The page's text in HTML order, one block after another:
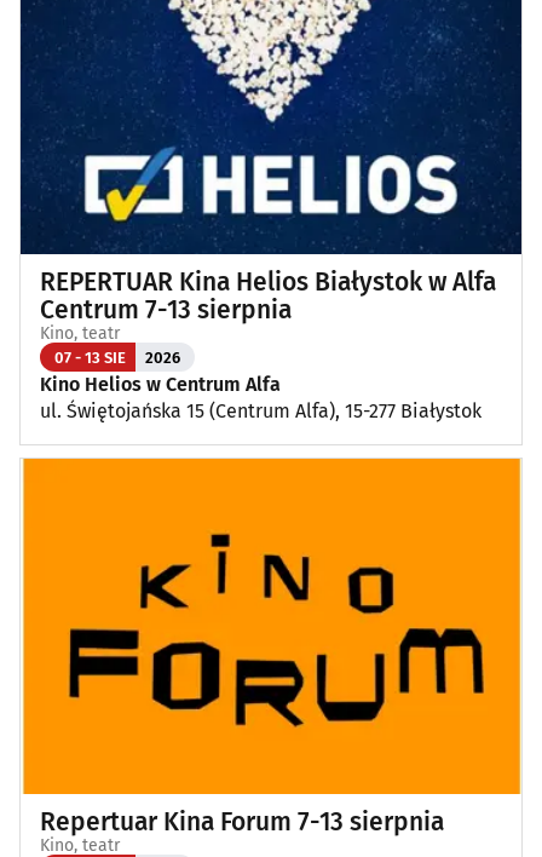
Wykłady, pokazy, imprezy okolicznościowe (12)
Poza Białymstokiem (1)
REPERTUAR Kina Helios Białystok w Alfa
Centrum 7-13 sierpnia
Kino, teatr
07 - 13 SIE 2026
Kino Helios w Centrum Alfa
ul. Świętojańska 15 (Centrum Alfa), 15-277 Białystok
Repertuar Kina Forum 7-13 sierpnia
Kino, teatr